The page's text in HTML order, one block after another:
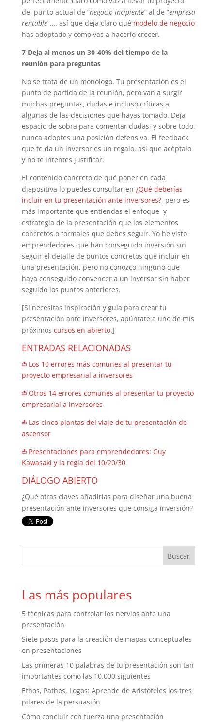
del punto actual de “negocio incipiente” al de “empresa
rentable”…. así que deja claro qué modelo de negocio
has adoptado y cómo vas a hacerlo crecer.
7 Deja al menos un 30-40% del tiempo de la
reunión para preguntas
No se trata de un monólogo. Tu presentación es el
punto de partida de la reunión, pero van a surgir
muchas preguntas, dudas e incluso críticas a
algunas de las decisiones que hayas tomado. Deja
espacio de sobra para comentar dudas, y sobre todo,
nunca adoptes una posición defensiva. El feedback
que te da un inversor es un regalo, así que acéptalo
y no te intentes justificar.
El contenido concreto de qué poner en cada
diapositiva lo puedes consultar en ¿Qué deberías
incluir en tu presentación ante inversores?, pero es
más importante que entiendas el enfoque y
estrategia de la presentación que los elementos
concretos o formales que debes seguir. Yo he visto
emprendedores que han conseguido inversión sin
seguir el detalle de puntos concretos que incluir en
una presentación, pero no conozco ninguno que
haya conseguido convencer a un inversor sin haber
seguido los puntos anteriores.
[Si necesitas inspiración y guía para crear tu
presentación ante inversores, apúntate a uno de mis
próximos cursos en abierto.]
ENTRADAS RELACIONADAS
Los 10 errores más comunes al presentar tu
proyecto empresarial a inversores
Otros 14 errores comunes al presentar tu proyecto
empresarial a inversores
Las cinco plantas del viaje de tu presentación de
ascensor
Presentaciones para emprendedores: Guy
Kawasaki y la regla del 10/20/30
DIÁLOGO ABIERTO
¿Qué otras claves añadirías para diseñar una buena
presentación ante inversores que consiga inversión?
Las más populares
5 técnicas para controlar los nervios ante una
presentación
Siete pasos para la creación de mapas conceptuales
en presentaciones
Las primeras 10 palabras de tu presentación son tan
importantes como las 10.000 siguientes
Ethos, Pathos, Logos: Aprende de Aristóteles los tres
pilares de la persuasión
Cómo concluir con fuerza una presentación